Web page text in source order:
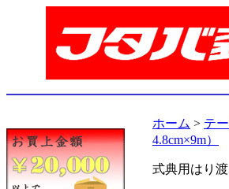
ホーム > テ
4.8cm×9m）
式典用はり渡